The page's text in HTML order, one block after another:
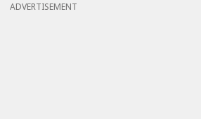
ADVERTISEMENT